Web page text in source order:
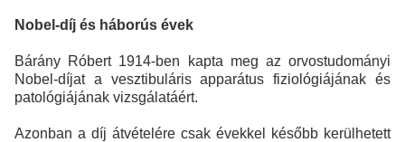
Nobel-díj és háborús évek
Bárány Róbert 1914-ben kapta meg az orvostudományi
Nobel-díjat a vesztibuláris apparátus fiziológiájának és
patológiájának vizsgálatáért.
Azonban a díj átvételére csak évekkel később kerülhetett